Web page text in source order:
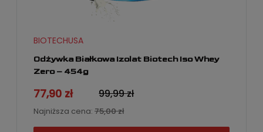
Odżywka Białkowa Izolat Biotech Iso Whey
Zero – 454g
BIOTECHUSA
77,90 zł 99,99 zł
Najniższa cena: 75,00 zł